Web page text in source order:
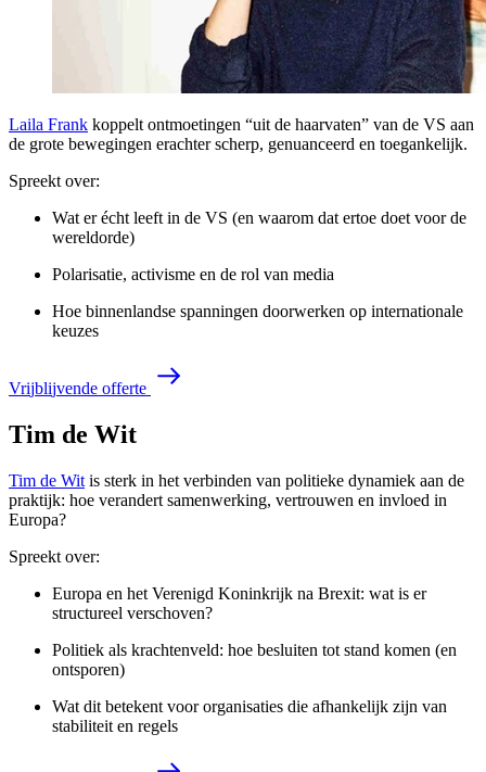
Laila Frank koppelt ontmoetingen “uit de haarvaten” van de VS aan
de grote bewegingen erachter scherp, genuanceerd en toegankelijk.
Spreekt over:
Wat er écht leeft in de VS (en waarom dat ertoe doet voor de
wereldorde)
Polarisatie, activisme en de rol van media
Hoe binnenlandse spanningen doorwerken op internationale
keuzes
Vrijblijvende offerte
Tim de Wit
Tim de Wit is sterk in het verbinden van politieke dynamiek aan de
praktijk: hoe verandert samenwerking, vertrouwen en invloed in
Europa?
Spreekt over:
Europa en het Verenigd Koninkrijk na Brexit: wat is er
structureel verschoven?
Politiek als krachtenveld: hoe besluiten tot stand komen (en
ontsporen)
Wat dit betekent voor organisaties die afhankelijk zijn van
stabiliteit en regels